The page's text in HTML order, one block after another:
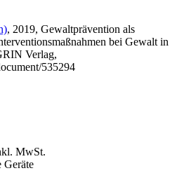
, 2019, Gewaltprävention als
bei Gewalt in
Verlag,
535294
MwSt.
Geräte